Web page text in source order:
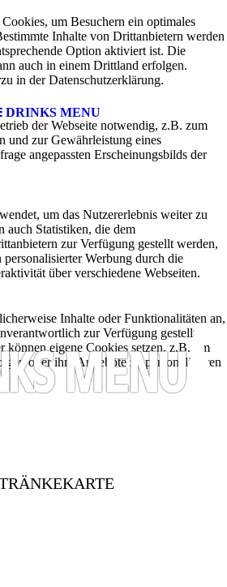
DRINKS MENU
um Besuchern ein optimales
Inhalte von Drittanbietern werden
Option aktiviert ist. Die
auch in einem Drittland erfolgen.
in der Datenschutzerklärung.
der Webseite notwendig, z.B. zum
und zur Gewährleistung eines
angepassten Erscheinungsbilds der
um das Nutzererlebnis weiter zu
auch Statistiken, die dem
zur Verfügung gestellt werden,
Werbung durch die
über verschiedene Webseiten.
Inhalte oder Funktionalitäten an,
zur Verfügung gestellt
können eigene Cookies setzen, z.B. um
oder ihre Angebote zu personalisieren